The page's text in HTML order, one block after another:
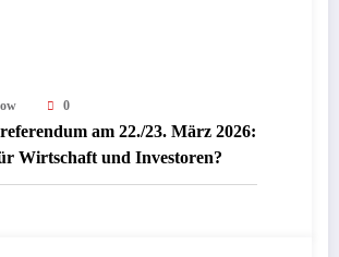
0
am 22./23. März 2026:
Wirtschaft und Investoren?